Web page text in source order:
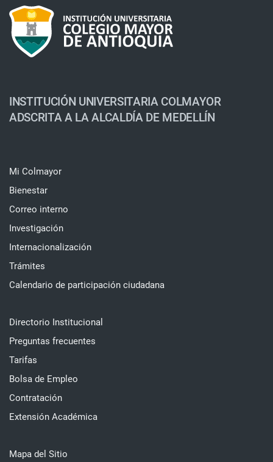
INSTITUCIÓN UNIVERSITARIA COLMAYOR
ADSCRITA A LA ALCALDÍA DE MEDELLÍN
Mi Colmayor
Bienestar
Correo interno
Investigación
Internacionalización
Trámites
Calendario de participación ciudadana
Directorio Institucional
Preguntas frecuentes
Tarifas
Bolsa de Empleo
Contratación
Extensión Académica
Mapa del Sitio